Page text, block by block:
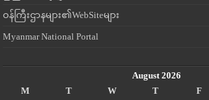
ဝန်ကြီးဌာနများ၏WebSiteများ
Myanmar National Portal
August 2026
M
T W T F